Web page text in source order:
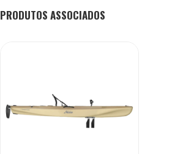
PRODUTOS ASSOCIADOS